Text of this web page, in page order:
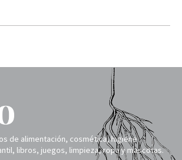
de alimentación, cosmética, higiene
libros, juegos, limpieza, ropa y mascotas.